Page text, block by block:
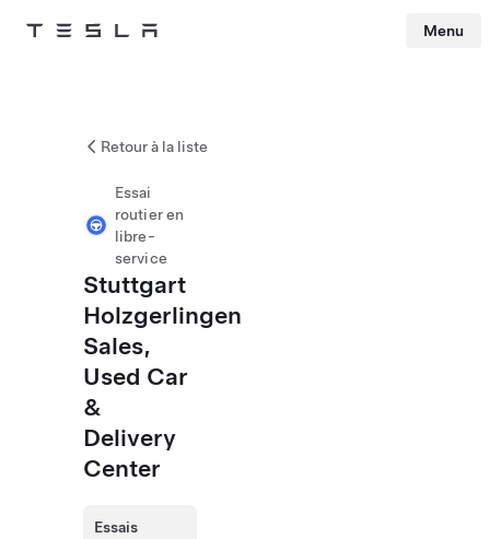
Tesla Menu
Retour à la liste
Essai
routier en
libre-
service
Stuttgart
Holzgerlingen
Sales,
Used Car
&
Delivery
Center
Essais